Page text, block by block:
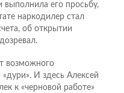
выполнила его просьбу,
наркодилер стал
об открытии
возможного
И здесь Алексей
к «черновой работе»